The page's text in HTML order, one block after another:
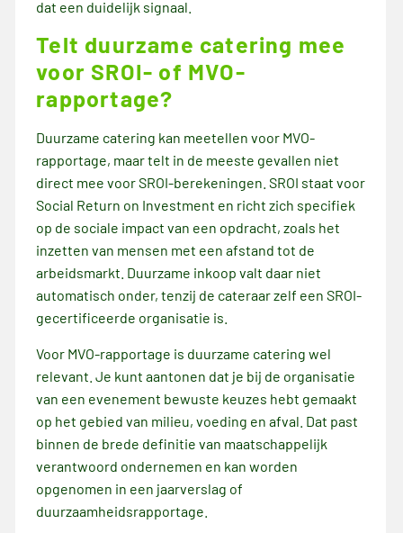
dat een duidelijk signaal.
Telt duurzame catering mee
voor SROI- of MVO-
rapportage?
Duurzame catering kan meetellen voor MVO-
rapportage, maar telt in de meeste gevallen niet
direct mee voor SROI-berekeningen. SROI staat voor
Social Return on Investment en richt zich specifiek
op de sociale impact van een opdracht, zoals het
inzetten van mensen met een afstand tot de
arbeidsmarkt. Duurzame inkoop valt daar niet
automatisch onder, tenzij de cateraar zelf een SROI-
gecertificeerde organisatie is.
Voor MVO-rapportage is duurzame catering wel
relevant. Je kunt aantonen dat je bij de organisatie
van een evenement bewuste keuzes hebt gemaakt
op het gebied van milieu, voeding en afval. Dat past
binnen de brede definitie van maatschappelijk
verantwoord ondernemen en kan worden
opgenomen in een jaarverslag of
duurzaamheidsrapportage.